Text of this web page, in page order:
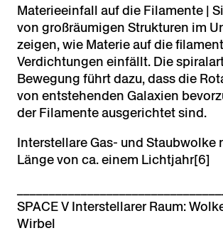
Materieeinfall auf die Filamente |
von großräumigen Strukturen im
zeigen, wie Materie auf die
Verdichtungen einfällt. Die
Bewegung führt dazu, dass die
von entstehenden Galaxien
der Filamente ausgerichtet sind.
Interstellare Gas- und Staubwolke
Länge von ca. einem Lichtjahr[6]
SPACE V Interstellarer Raum:
Wirbel